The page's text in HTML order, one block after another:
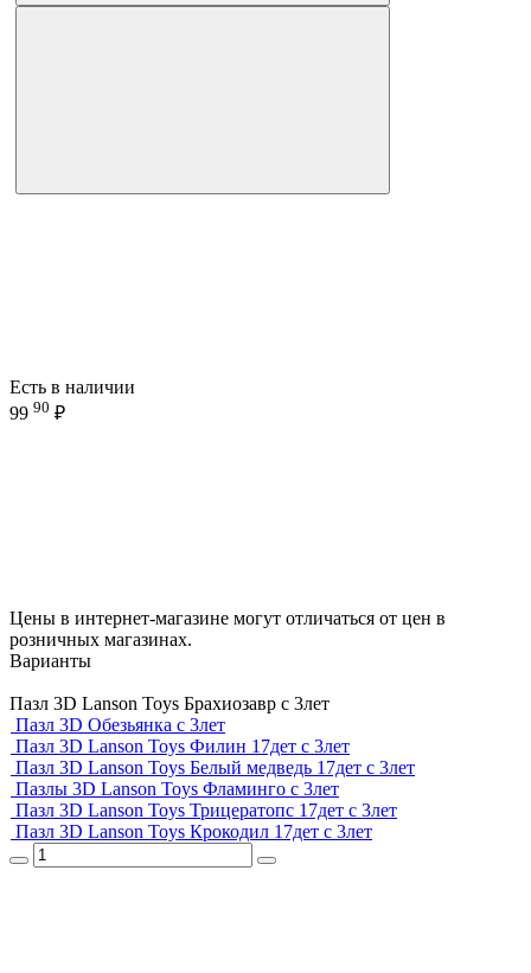
Есть в наличии
99 90 ₽
Цены в интернет-магазине могут отличаться от цен в
розничных магазинах.
Варианты
Пазл 3D Lanson Toys Брахиозавр с 3лет
Пазл 3D Обезьянка с 3лет
Пазл 3D Lanson Toys Филин 17дет с 3лет
Пазл 3D Lanson Toys Белый медведь 17дет с 3лет
Пазлы 3D Lanson Toys Фламинго с 3лет
Пазл 3D Lanson Toys Трицератопс 17дет с 3лет
Пазл 3D Lanson Toys Крокодил 17дет с 3лет